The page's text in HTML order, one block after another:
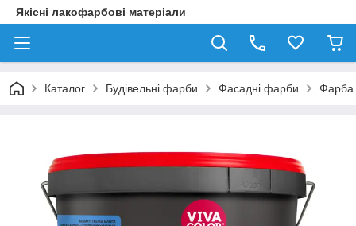
Якісні лакофарбові матеріали
Каталог Будівельні фарби Фасадні фарби Фарба